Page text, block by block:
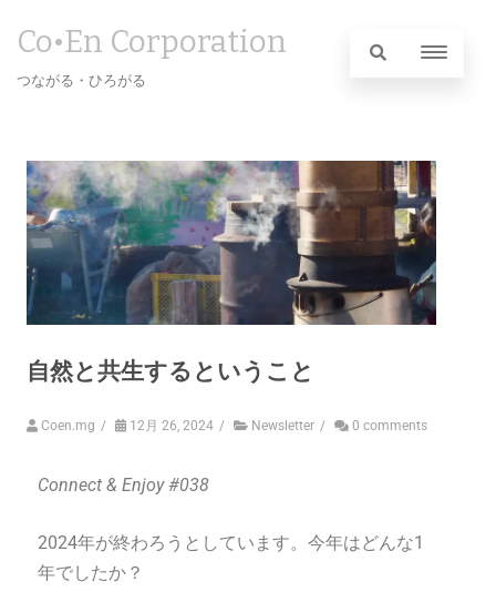
Co•En Corporation
つながる・ひろがる
自然と共生するということ
Coen.mg / 12月 26, 2024 / Newsletter / 0 comments
Connect & Enjoy #038
2024年が終わろうとしています。今年はどんな1
年でしたか？